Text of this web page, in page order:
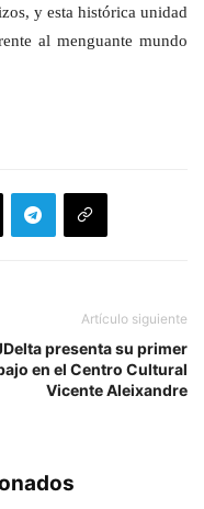
y esta histórica unidad
al menguante mundo
Artículo siguiente
presenta su primer
en el Centro Cultural
Vicente Aleixandre